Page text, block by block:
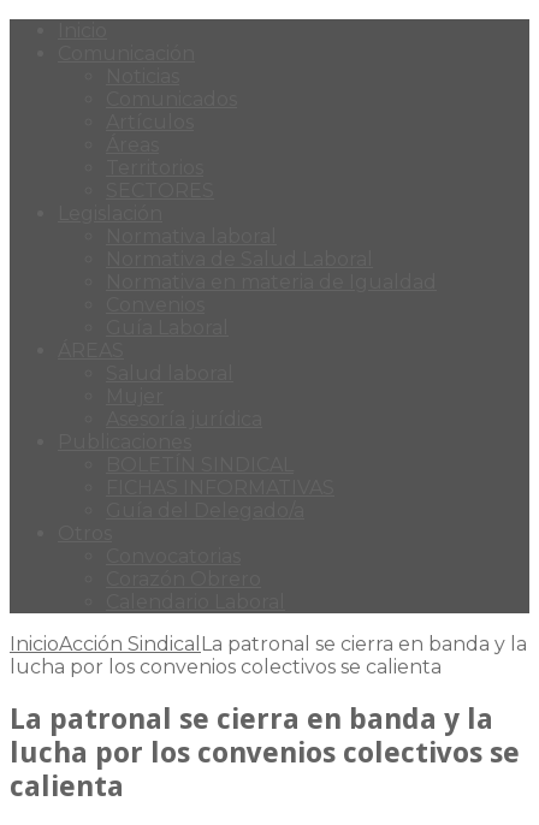
InicioAcción Sindical La patronal se cierra en banda y la
lucha por los convenios colectivos se calienta
La patronal se cierra en banda y la
lucha por los convenios colectivos se
calienta